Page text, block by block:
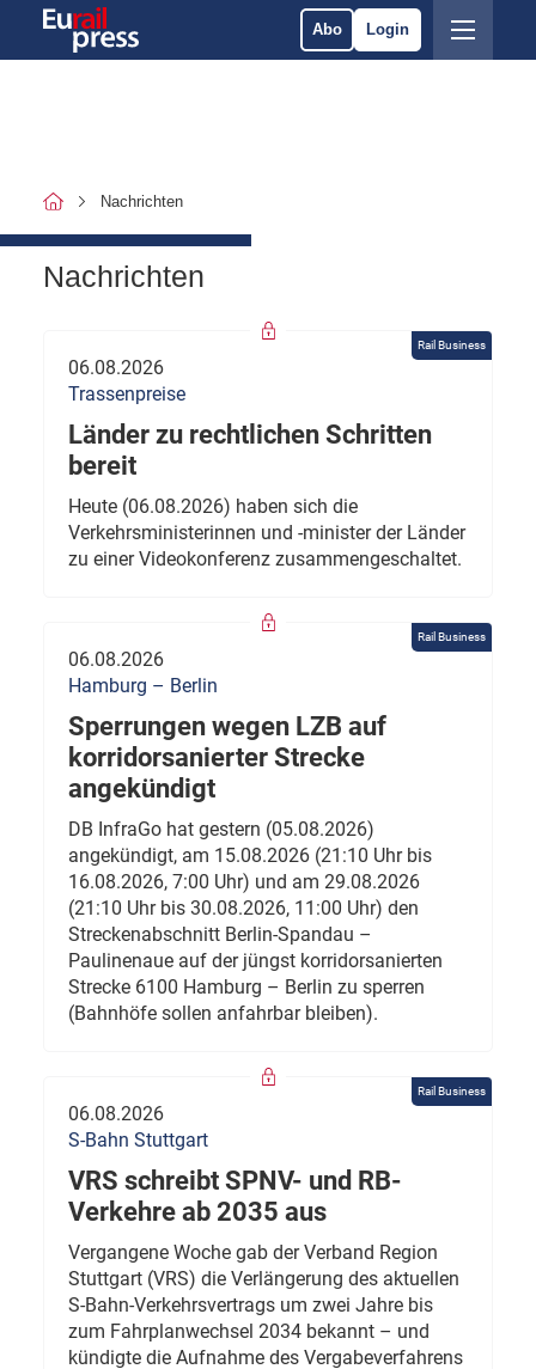
Abo Login
Nachrichten
Nachrichten
Rail Business
06.08.2026
Trassenpreise
Länder zu rechtlichen Schritten
bereit
Heute (06.08.2026) haben sich die
Verkehrsministerinnen und -minister der Länder
zu einer Videokonferenz zusammengeschaltet.
Rail Business
06.08.2026
Hamburg – Berlin
Sperrungen wegen LZB auf
korridorsanierter Strecke
angekündigt
DB InfraGo hat gestern (05.08.2026)
angekündigt, am 15.08.2026 (21:10 Uhr bis
16.08.2026, 7:00 Uhr) und am 29.08.2026
(21:10 Uhr bis 30.08.2026, 11:00 Uhr) den
Streckenabschnitt Berlin-Spandau –
Paulinenaue auf der jüngst korridorsanierten
Strecke 6100 Hamburg – Berlin zu sperren
(Bahnhöfe sollen anfahrbar bleiben).
Rail Business
06.08.2026
S-Bahn Stuttgart
VRS schreibt SPNV- und RB-
Verkehre ab 2035 aus
Vergangene Woche gab der Verband Region
Stuttgart (VRS) die Verlängerung des aktuellen
S-Bahn-Verkehrsvertrags um zwei Jahre bis
zum Fahrplanwechsel 2034 bekannt – und
kündigte die Aufnahme des Vergabeverfahrens